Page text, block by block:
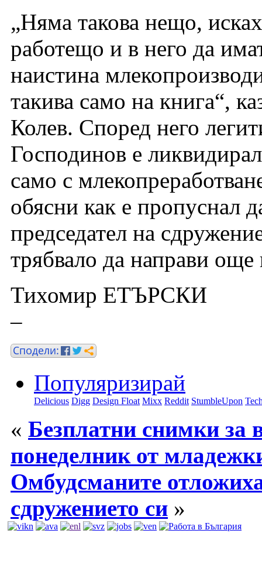
„Няма такова нещо,
работещо и в него да
наистина
такива само на книга“,
Колев. Според него
Господинов е
само с
обясни как е пропуснал
председател на
трябвало да направи
Тихомир ЕТЪРСКИ
–
Популяризирай
Delicious Digg Design Float Mixx Reddit StumbleUpon
« Безплатни снимки за
понеделник от
Омбудсманите
сдружението си »